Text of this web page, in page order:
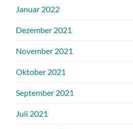
Januar 2022
Dezember 2021
November 2021
Oktober 2021
September 2021
Juli 2021